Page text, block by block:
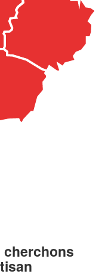
cherchons